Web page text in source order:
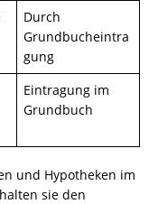
Durch
Grundbucheintra
gung
Eintragung im
Grundbuch
und Hypotheken im
sie den